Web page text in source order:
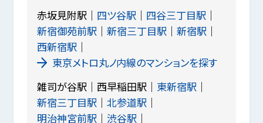
赤坂見附駅
四ツ谷駅
四谷三丁目駅
新宿御苑前駅
新宿三丁目駅
新宿駅
西新宿駅
東京メトロ丸ノ内線のマンションを探す
雑司が谷駅
西早稲田駅
東新宿駅
新宿三丁目駅
北参道駅
明治神宮前駅
渋谷駅